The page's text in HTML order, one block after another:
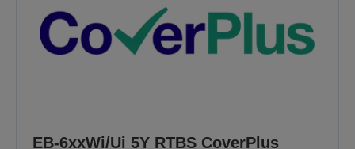
EB-6xxWi/Ui 5Y RTBS CoverPlus